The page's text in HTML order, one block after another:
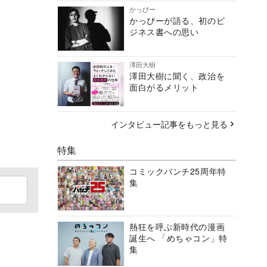
かっぴー
かっぴーが語る、初のビ
ジネス書への思い
澤田大樹
澤田大樹に聞く、政治を
面白がるメリット
インタビュー記事をもっと見る
特集
コミックバンチ25周年特
集
熱狂を呼ぶ新時代の漫画
誕生へ 「めちゃコン」特
集